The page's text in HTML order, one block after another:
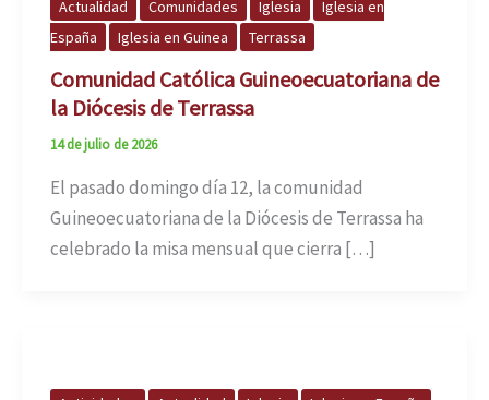
Actualidad Comunidades Iglesia
Iglesia en
España
Iglesia en Guinea Terrassa
Comunidad Católica Guineoecuatoriana de
la Diócesis de Terrassa
14 de julio de 2026
El pasado domingo día 12, la comunidad
Guineoecuatoriana de la Diócesis de Terrassa ha
celebrado la misa mensual que cierra […]